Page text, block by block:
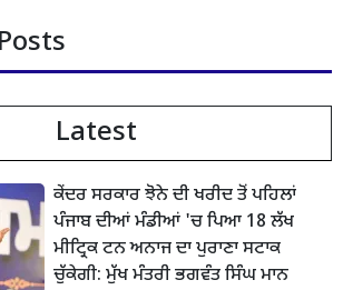
Latest
ਕੇਂਦਰ ਸਰਕਾਰ ਝੋਨੇ ਦੀ ਖਰੀਦ ਤੋਂ ਪਹਿਲਾਂ
ਪੰਜਾਬ ਦੀਆਂ ਮੰਡੀਆਂ 'ਚ ਪਿਆ 18 ਲੱਖ
ਮੀਟ੍ਰਿਕ ਟਨ ਅਨਾਜ ਦਾ ਪੁਰਾਣਾ ਸਟਾਕ
ਚੁੱਕੇਗੀ: ਮੁੱਖ ਮੰਤਰੀ ਭਗਵੰਤ ਸਿੰਘ ਮਾਨ